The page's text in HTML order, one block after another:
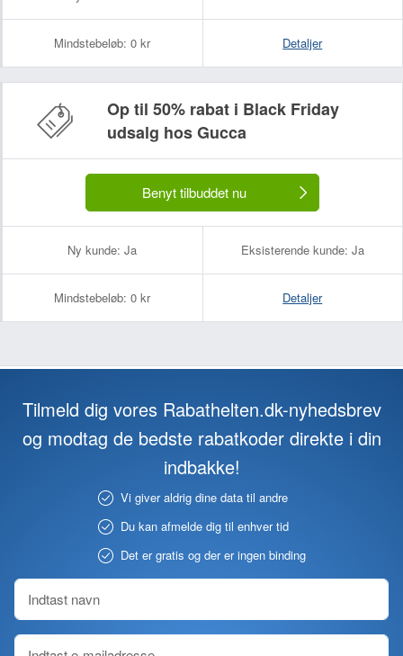
Mindstebeløb: 0 kr Detaljer
Op til 50% rabat i Black Friday
udsalg hos Gucca
Benyt tilbuddet nu
Ny kunde: Ja Eksisterende kunde: Ja
Mindstebeløb: 0 kr Detaljer
Tilmeld dig vores Rabathelten.dk-nyhedsbrev
og modtag de bedste rabatkoder direkte i din
indbakke!
Vi giver aldrig dine data til andre
Du kan afmelde dig til enhver tid
Det er gratis og der er ingen binding